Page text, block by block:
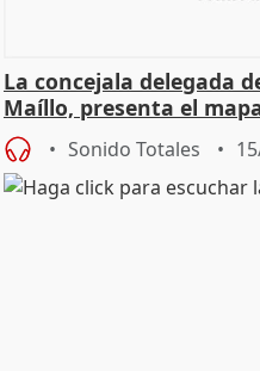
La concejala delegada
Maíllo, presenta el
madrileñas'
Sonido Totales